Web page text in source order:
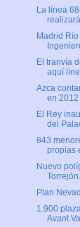
La línea
Madrid
El tranvía
aquí
Azca
en 2012
El Rey
del
843
propias
Nuevo
Plan
1.900
Avant